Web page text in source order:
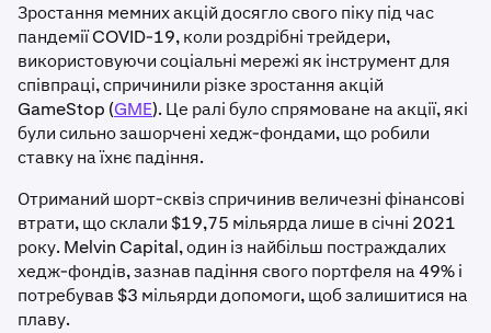
Зростання мемних акцій досягло свого піку під час
пандемії COVID-19, коли роздрібні трейдери,
використовуючи соціальні мережі як інструмент для
співпраці, спричинили різке зростання акцій
GameStop (GME). Це ралі було спрямоване на акції, які
були сильно зашорчені хедж-фондами, що робили
ставку на їхнє падіння.
Отриманий шорт-сквіз спричинив величезні фінансові
втрати, що склали $19,75 мільярда лише в січні 2021
року. Melvin Capital, один із найбільш постраждалих
хедж-фондів, зазнав падіння свого портфеля на 49% і
потребував $3 мільярди допомоги, щоб залишитися на
плаву.